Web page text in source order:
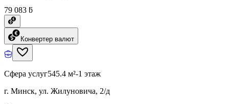
79 083 ƃ
Конвертер валют
Сфера услуг545.4 м²-1 этаж
г. Минск, ул. Жилуновича, 2/д